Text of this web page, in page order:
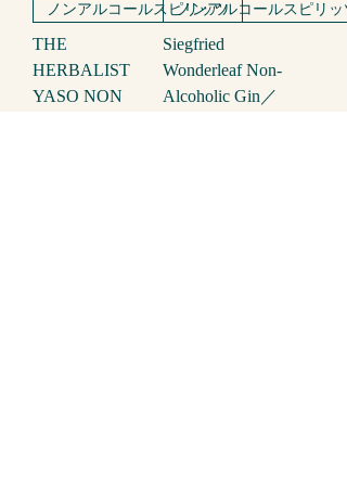
ノンアルコールスピリッツ
THE
HERBALIST
YASO NON
ノンアルコールスピリッ
Siegfried
Wonderleaf Non-
Alcoholic Gin／